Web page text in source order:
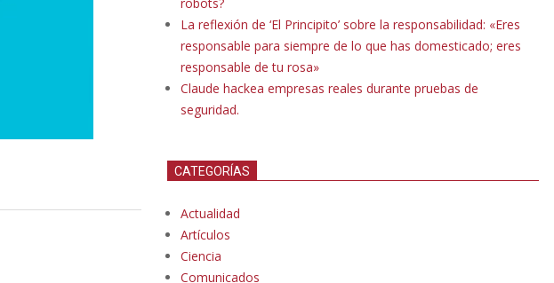
La reflexión de ‘El Principito’ sobre la responsabilidad: «Eres
responsable para siempre de lo que has domesticado; eres
responsable de tu rosa»
Claude hackea empresas reales durante pruebas de
seguridad.
CATEGORÍAS
Actualidad
Artículos
Ciencia
Comunicados